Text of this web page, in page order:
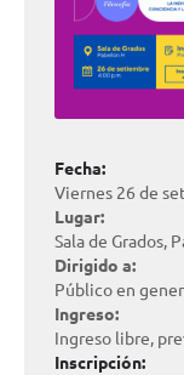
Fecha:
Viernes 26 de
Lugar:
Sala de Grados,
Dirigido a:
Público en
Ingreso:
Ingreso libre,
Inscripción: